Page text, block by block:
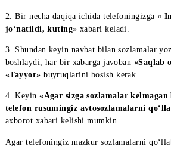
616021 raqamiga 1 sonini jo‘natish.
2. Bir necha daqiqa ichida
jo‘natildi, kuting» xabari keladi.
3. Shundan keyin navbat bilan
boshlaydi, har bir xabarga javoban